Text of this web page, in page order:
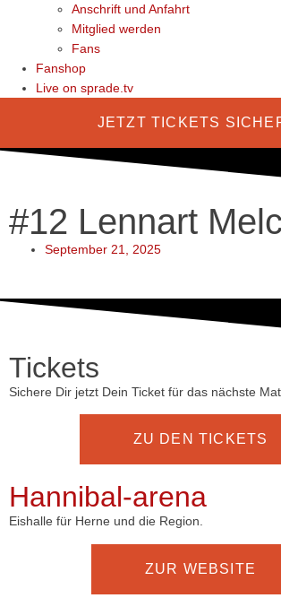
Anschrift und Anfahrt
Mitglied werden
Fans
Fanshop
Live on sprade.tv
JETZT TICKETS
#12 Lennart
September 21, 2025
Tickets
Sichere Dir jetzt Dein Ticket für das nächste
ZU DEN TICKETS
Hannibal-arena
Eishalle für Herne und die Region.
ZUR WEBSITE